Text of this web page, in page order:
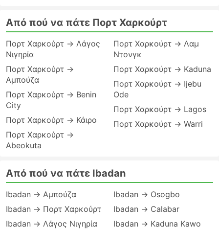
Από πού να πάτε Πορτ Χαρκούρτ
Πορτ Χαρκούρτ → Λάγος
Νιγηρία
Πορτ Χαρκούρτ →
Αμπούζα
Πορτ Χαρκούρτ → Benin
City
Πορτ Χαρκούρτ → Κάιρο
Πορτ Χαρκούρτ →
Abeokuta
Πορτ Χαρκούρτ → Λαμ
Ντονγκ
Πορτ Χαρκούρτ → Kaduna
Πορτ Χαρκούρτ → Ijebu
Ode
Πορτ Χαρκούρτ → Lagos
Πορτ Χαρκούρτ → Warri
Από πού να πάτε Ibadan
Ibadan → Αμπούζα
Ibadan → Πορτ Χαρκούρτ
Ibadan → Λάγος Νιγηρία
Ibadan → Osogbo
Ibadan → Calabar
Ibadan → Kaduna Kawo